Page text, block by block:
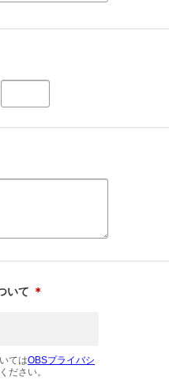
いて ＊
てはOBSプライバシ
ださい。